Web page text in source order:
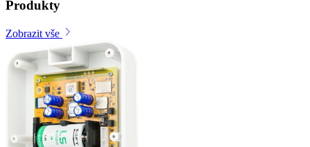
Produkty
Zobrazit vše